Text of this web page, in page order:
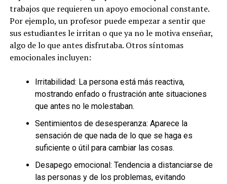
trabajos que requieren un apoyo emocional constante.
Por ejemplo, un profesor puede empezar a sentir que
sus estudiantes le irritan o que ya no le motiva enseñar,
algo de lo que antes disfrutaba. Otros síntomas
emocionales incluyen:
Irritabilidad: La persona está más reactiva,
mostrando enfado o frustración ante situaciones
que antes no le molestaban.
Sentimientos de desesperanza: Aparece la
sensación de que nada de lo que se haga es
suficiente o útil para cambiar las cosas.
Desapego emocional: Tendencia a distanciarse de
las personas y de los problemas, evitando